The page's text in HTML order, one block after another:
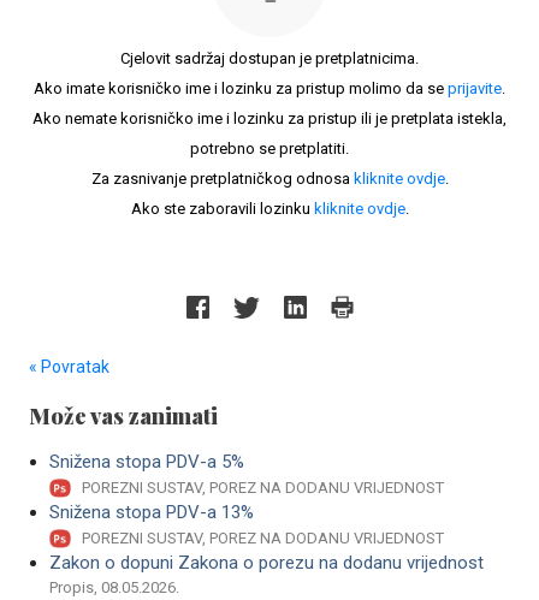
Cjelovit sadržaj dostupan je pretplatnicima.
Ako imate korisničko ime i lozinku za pristup molimo da se prijavite.
Ako nemate korisničko ime i lozinku za pristup ili je pretplata istekla,
potrebno se pretplatiti.
Za zasnivanje pretplatničkog odnosa kliknite ovdje.
Ako ste zaboravili lozinku kliknite ovdje.
« Povratak
Može vas zanimati
Snižena stopa PDV-a 5%
POREZNI SUSTAV, POREZ NA DODANU VRIJEDNOST
Snižena stopa PDV-a 13%
POREZNI SUSTAV, POREZ NA DODANU VRIJEDNOST
Zakon o dopuni Zakona o porezu na dodanu vrijednost
Propis, 08.05.2026.